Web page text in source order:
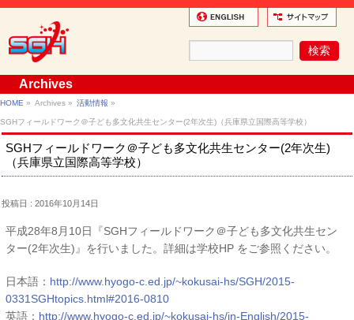
Archives
HOME » Archives » 活動情報 »
SGHフィールドワーク＠子ども多文化共生センター(2年次生)（兵庫県立国際高等学校）
SGHフィールドワーク＠子ども多文化共生センター(2年次生)
（兵庫県立国際高等学校）
投稿日 : 2016年10月14日
平成28年8月10日『SGHフィールドワーク＠子ども多文化共生セン
ター(2年次生)』を行いました。詳細は学校HP をご参照ください。
日本語： http://www.hyogo-c.ed.jp/~kokusai-hs/SGH/2015-
0331SGHtopics.html#2016-0810
英語： http://www.hyogo-c.ed.jp/~kokusai-hs/in-English/2015-